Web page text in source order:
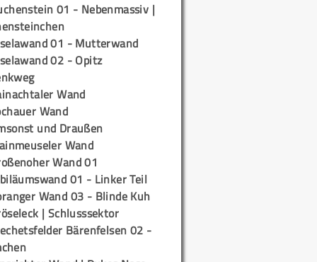
01 - Nebenmassiv |
01 - Mutterwand
02 - Opitz
Wand
Wand
und Draußen
Wand
Wand 01
01 - Linker Teil
Wand 03 - Blinde Kuh
| Schlusssektor
Bärenfelsen 02 -